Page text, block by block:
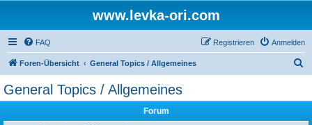
www.levka-ori.com
FAQ Anmelden
Registrieren
Foren-Übersicht General Topics / Allgemeines
General Topics / Allgemeines
Forum